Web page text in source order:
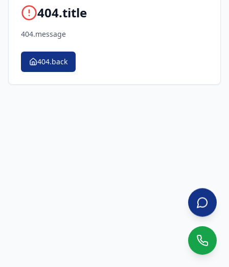
404.title
404.message
404.back